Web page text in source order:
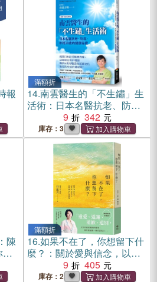
報
滿額折
14.南雲醫生的「不生鏽」生
活術：日本名醫抗老、防
癌、年輕20歲的健康祕密
【逆齡實證長銷版】
9 342
庫存：3
陳
的
滿額折
16.如果不在了，你想留下什
麼？：關於愛與信念，以及
給至愛之人最無價的生命禮
9 405
庫存：2